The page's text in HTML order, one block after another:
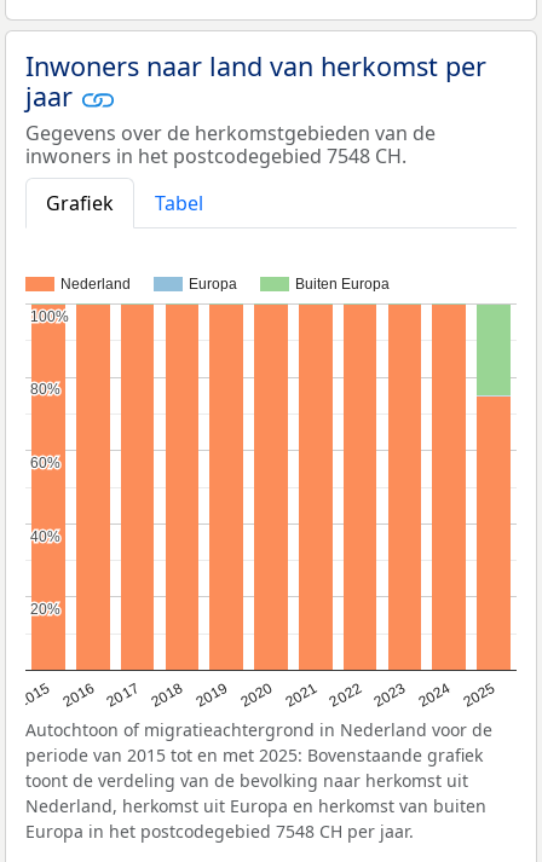
Inwoners naar land van herkomst per
jaar
Gegevens over de herkomstgebieden van de
inwoners in het postcodegebied 7548 CH.
Grafiek
Tabel
Nederland Europa Buiten Europa
2015 2016 2017 2018 2019 2020 2021 2022 2023 2024 2025
20%
20%
40%
40%
60%
60%
80%
80%
100%
100%
Autochtoon of migratieachtergrond in Nederland voor de
periode van 2015 tot en met 2025: Bovenstaande grafiek
toont de verdeling van de bevolking naar herkomst uit
Nederland, herkomst uit Europa en herkomst van buiten
Europa in het postcodegebied 7548 CH per jaar.